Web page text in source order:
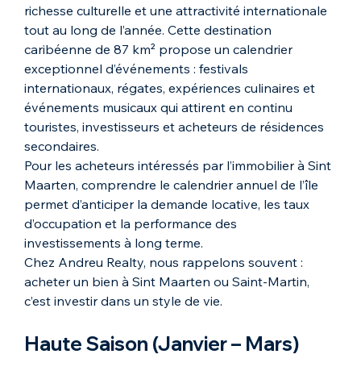
richesse culturelle et une attractivité internationale
tout au long de l’année. Cette destination
caribéenne de 87 km² propose un calendrier
exceptionnel d’événements : festivals
internationaux, régates, expériences culinaires et
événements musicaux qui attirent en continu
touristes, investisseurs et acheteurs de résidences
secondaires.
Pour les acheteurs intéressés par l’immobilier à Sint
Maarten, comprendre le calendrier annuel de l’île
permet d’anticiper la demande locative, les taux
d’occupation et la performance des
investissements à long terme.
Chez Andreu Realty, nous rappelons souvent :
acheter un bien à Sint Maarten ou Saint-Martin,
c’est investir dans un style de vie.
Haute Saison (Janvier – Mars)